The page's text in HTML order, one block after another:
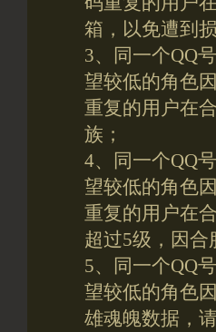
箱，以免遭到
3、同一个QQ
望较低的角色
重复的用户在
族；
4、同一个QQ
望较低的角色
重复的用户在
超过5级，因
5、同一个QQ
望较低的角色
雄魂魄数据，